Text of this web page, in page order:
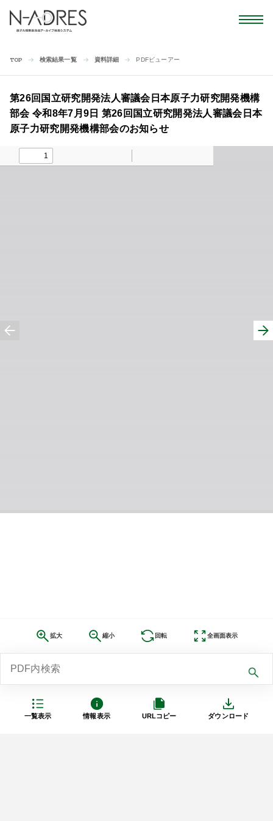
TOP 検索結果一覧 資料詳細 PDFビューアー
一覧表示 情報表示 URLコピー ダウンロード
第26回国立研究開発法人審議会日本原子力研究開発機構
部会 令和8年7月9日 第26回国立研究開発法人審議会日本
原子力研究開発機構部会のお知らせ
拡大 縮小 回転 全画面表示